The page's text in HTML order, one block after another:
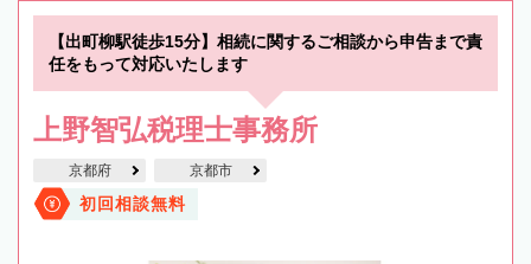
【出町柳駅徒歩15分】相続に関するご相談から申告まで責
任をもって対応いたします
上野智弘税理士事務所
京都府 京都市
初回相談無料